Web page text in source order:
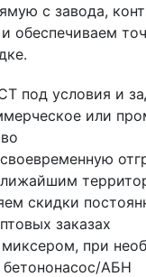
с завода,
обеспечиваем
под условия и
или
скидки
заказах
при
АБН